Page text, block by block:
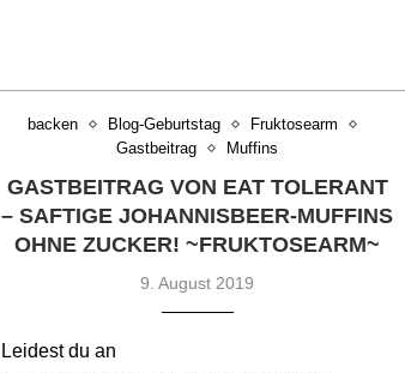
backen Blog-Geburtstag
Fruktosearm
Gastbeitrag
Muffins
GASTBEITRAG VON EAT TOLERANT
– SAFTIGE JOHANNISBEER-MUFFINS
OHNE ZUCKER! ~FRUKTOSEARM~
9. August 2019
Leidest du an